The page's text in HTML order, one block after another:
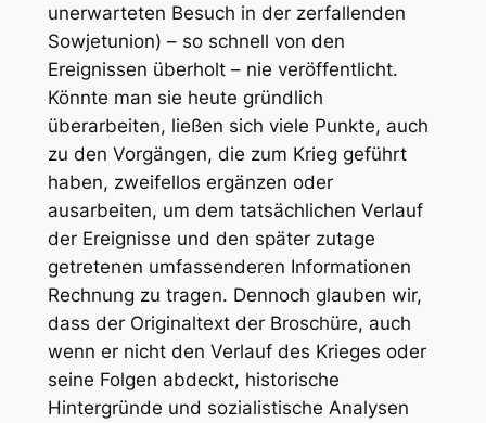
unerwarteten Besuch in der zerfallenden
Sowjetunion) – so schnell von den
Ereignissen überholt – nie veröffentlicht.
Könnte man sie heute gründlich
überarbeiten, ließen sich viele Punkte, auch
zu den Vorgängen, die zum Krieg geführt
haben, zweifellos ergänzen oder
ausarbeiten, um dem tatsächlichen Verlauf
der Ereignisse und den später zutage
getretenen umfassenderen Informationen
Rechnung zu tragen. Dennoch glauben wir,
dass der Originaltext der Broschüre, auch
wenn er nicht den Verlauf des Krieges oder
seine Folgen abdeckt, historische
Hintergründe und sozialistische Analysen